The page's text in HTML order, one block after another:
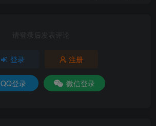
请登录后发表评论
登录 注册
QQ登录 微信登录